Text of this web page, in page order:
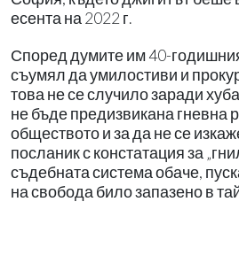
есента на 2022 г.
Според думите им 40-
съумял да умилостиви и
това не се случило заради
не бъде предизвикана гневна
обществото и за да не се
посланик с констатация за
съдебната система обаче,
на свобода било запазено в